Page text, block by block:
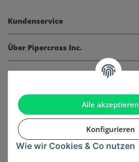
Alle akzeptieren
Konfigurieren
Wie wir Cookies & Co nutzen
Kundenservice
Über Pipercross Inc.
Informationen
Gesetzliche Informationen